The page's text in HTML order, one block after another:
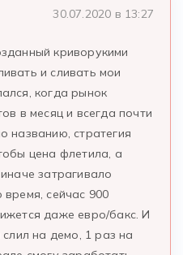
30.07.2020 в 13:27
криворукими
и сливать мои
когда рынок
в месяц и всегда почти
названию, стратегия
цена флетила, а
затрагивало
сейчас 900
даже евро/бакс. И
на демо, 1 раз на